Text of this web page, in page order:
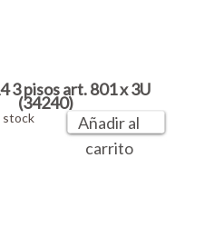
3 pisos art. 801 x 3U
(34240)
stock
Añadir al
carrito